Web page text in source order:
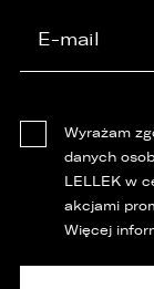
Wyrażam
danych
LELLEK w
akcjami
Więcej